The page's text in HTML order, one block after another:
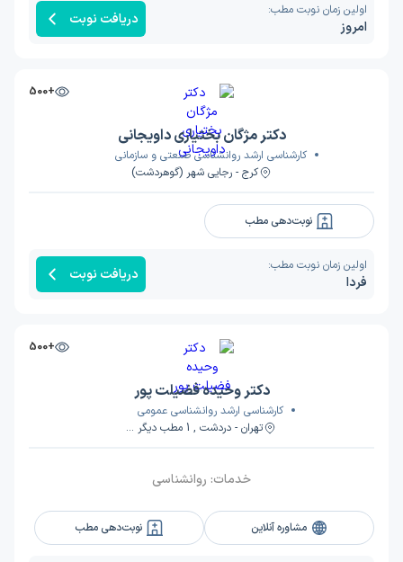
اولین زمان نوبت مطب:
امروز دریافت نوبت
+500
دکتر مژگان بختیاری داویجانی
کارشناسی ارشد روانشناسی صنعتی و سازمانی
کرج - رجایی شهر (گوهردشت)
نوبت‌دهی مطب
اولین زمان نوبت مطب:
فردا دریافت نوبت
+500
دکتر وحیده فضیلت پور
کارشناسی ارشد روانشناسی عمومی
تهران - دردشت , 1 مطب دیگر ...
خدمات: روانشناسی
مشاوره آنلاین نوبت‌دهی مطب